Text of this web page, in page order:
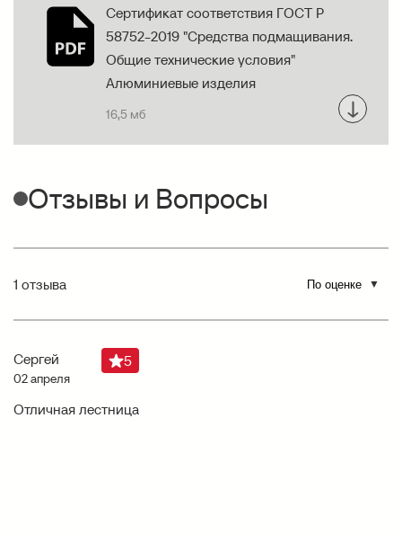
Сертификат соответствия ГОСТ Р
58752-2019 "Средства подмащивания.
Общие технические условия"
Алюминиевые изделия
16,5 мб
Отзывы и Вопросы
1 отзыва
Сергей
02 апреля
5
Отличная лестница